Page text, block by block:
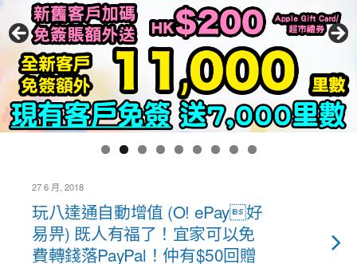
27 6 月, 2018
玩八達通自動增值 (O! ePay好
易畀) 既人有福了！宜家可以免
費轉錢落PayPal！仲有$50回贈